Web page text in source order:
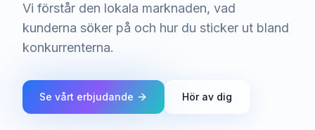
Vi förstår den lokala marknaden, vad
kunderna söker på och hur du sticker ut bland
konkurrenterna.
Se vårt erbjudande Hör av dig